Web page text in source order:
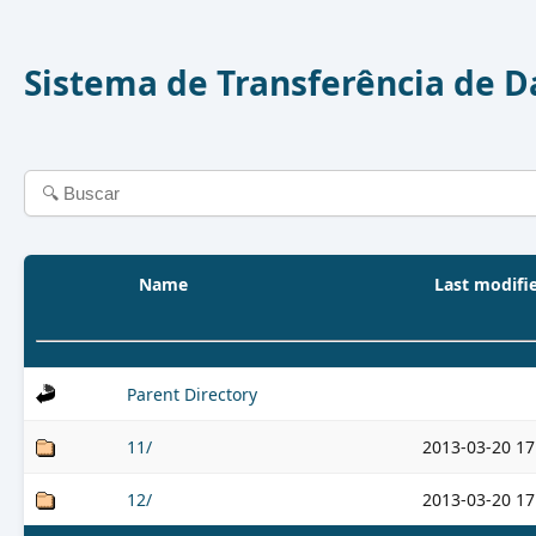
Sistema de Transferência de
Name Last
Parent Directory
11/ 2013-03-20
12/ 2013-03-20